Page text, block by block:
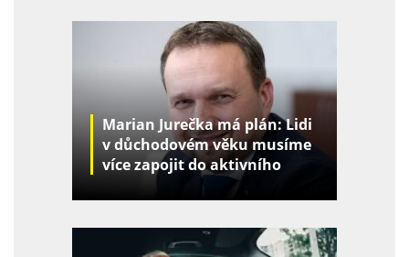
Marian Jurečka má plán: Lidi
v důchodovém věku musíme
více zapojit do aktivního